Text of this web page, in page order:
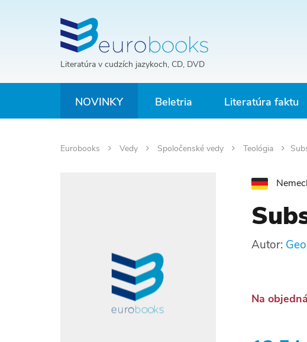
Literatúra v cudzích jazykoch, CD, DVD
NOVINKY Beletria Literatúra faktu
Eurobooks Vedy Spoločenské vedy Teológia
Autor:
Na